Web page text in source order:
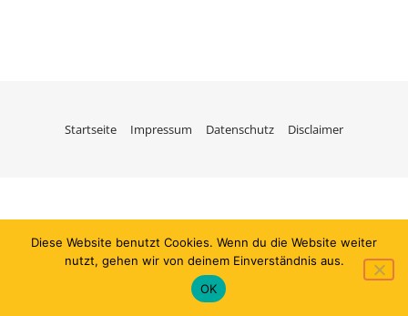
Startseite Impressum Datenschutz Disclaimer
Diese Website benutzt Cookies. Wenn du die Website weiter
nutzt, gehen wir von deinem Einverständnis aus.
OK